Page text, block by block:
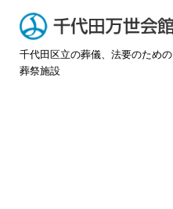
Skip
content
千代田区立の葬儀、法要のための
葬祭施設